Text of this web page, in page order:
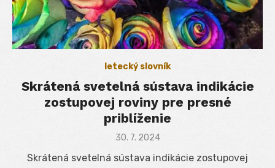
letecký slovník
Skrátená svetelná sústava indikácie
zostupovej roviny pre presné
priblíženie
Posted
30. 7. 2024
Skrátená svetelná sústava indikácie zostupovej